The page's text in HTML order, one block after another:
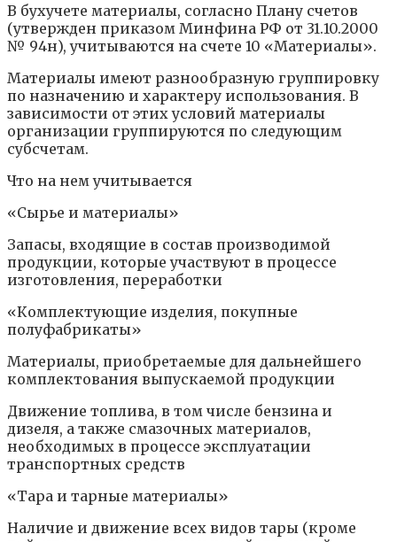
В бухучете материалы, согласно Плану счетов
(утвержден приказом Минфина РФ от 31.10.2000
№ 94н), учитываются на счете 10 «Материалы».
Материалы имеют разнообразную группировку
по назначению и характеру использования. В
зависимости от этих условий материалы
организации группируются по следующим
субсчетам.
Что на нем учитывается
«Сырье и материалы»
Запасы, входящие в состав производимой
продукции, которые участвуют в процессе
изготовления, переработки
«Комплектующие изделия, покупные
полуфабрикаты»
Материалы, приобретаемые для дальнейшего
комплектования выпускаемой продукции
Движение топлива, в том числе бензина и
дизеля, а также смазочных материалов,
необходимых в процессе эксплуатации
транспортных средств
«Тара и тарные материалы»
Наличие и движение всех видов тары (кроме